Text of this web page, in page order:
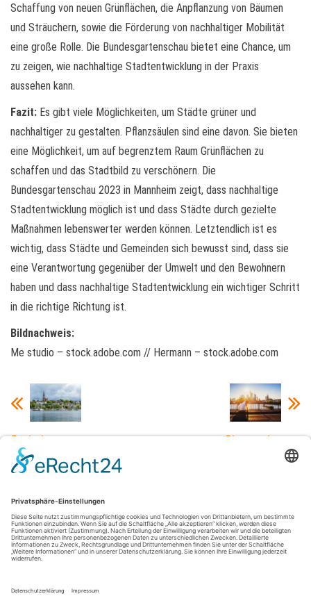
Schaffung von neuen Grünflächen, die Anpflanzung von Bäumen
und Sträuchern, sowie die Förderung von nachhaltiger Mobilität
eine große Rolle. Die Bundesgartenschau bietet eine Chance, um
zu zeigen, wie nachhaltige Stadtentwicklung in der Praxis
aussehen kann.
Fazit: Es gibt viele Möglichkeiten, um Städte grüner und
nachhaltiger zu gestalten. Pflanzsäulen sind eine davon. Sie bieten
eine Möglichkeit, um auf begrenztem Raum Grünflächen zu
schaffen und das Stadtbild zu verschönern. Die
Bundesgartenschau 2023 in Mannheim zeigt, dass nachhaltige
Stadtentwicklung möglich ist und dass Städte durch gezielte
Maßnahmen lebenswerter werden können. Letztendlich ist es
wichtig, dass Städte und Gemeinden sich bewusst sind, dass sie
eine Verantwortung gegenüber der Umwelt und den Bewohnern
haben und dass nachhaltige Stadtentwicklung ein wichtiger Schritt
in die richtige Richtung ist.
Bildnachweis:
Me studio – stock.adobe.com // Hermann – stock.adobe.com
Entdeckungstouren
in Flensburg:
Schöne Aussichten
Planung der
Datenschutz